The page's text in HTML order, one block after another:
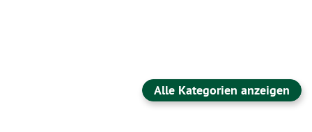
Alle Kategorien anzeigen